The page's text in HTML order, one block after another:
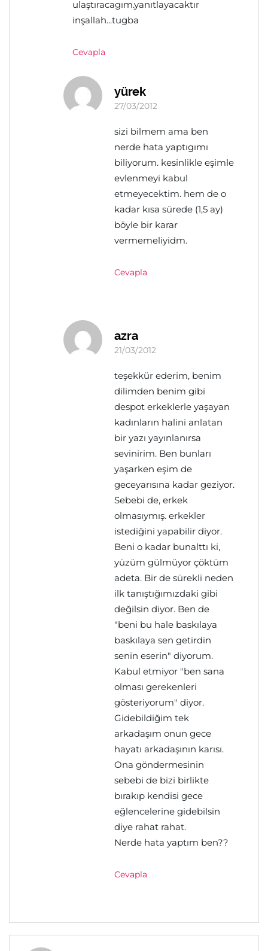
ulaştıracagım.yanıtlayacaktır
inşallah...tugba
Cevapla
yürek
27/03/2012
sizi bilmem ama ben
nerde hata yaptıgımı
biliyorum. kesinlikle eşimle
evlenmeyi kabul
etmeyecektim. hem de o
kadar kısa sürede (1,5 ay)
böyle bir karar
vermemeliyidm.
Cevapla
azra
21/03/2012
teşekkür ederim, benim
dilimden benim gibi
despot erkeklerle yaşayan
kadınların halini anlatan
bir yazı yayınlanırsa
sevinirim. Ben bunları
yaşarken eşim de
geceyarısına kadar geziyor.
Sebebi de, erkek
olmasıymış. erkekler
istediğini yapabilir diyor.
Beni o kadar bunalttı ki,
yüzüm gülmüyor çöktüm
adeta. Bir de sürekli neden
ilk tanıştığımızdaki gibi
değilsin diyor. Ben de
"beni bu hale baskılaya
baskılaya sen getirdin
senin eserin" diyorum.
Kabul etmiyor "ben sana
olması gerekenleri
gösteriyorum" diyor.
Gidebildiğim tek
arkadaşım onun gece
hayatı arkadaşının karısı.
Ona göndermesinin
sebebi de bizi birlikte
bırakıp kendisi gece
eğlencelerine gidebilsin
diye rahat rahat.
Nerde hata yaptım ben??
Cevapla